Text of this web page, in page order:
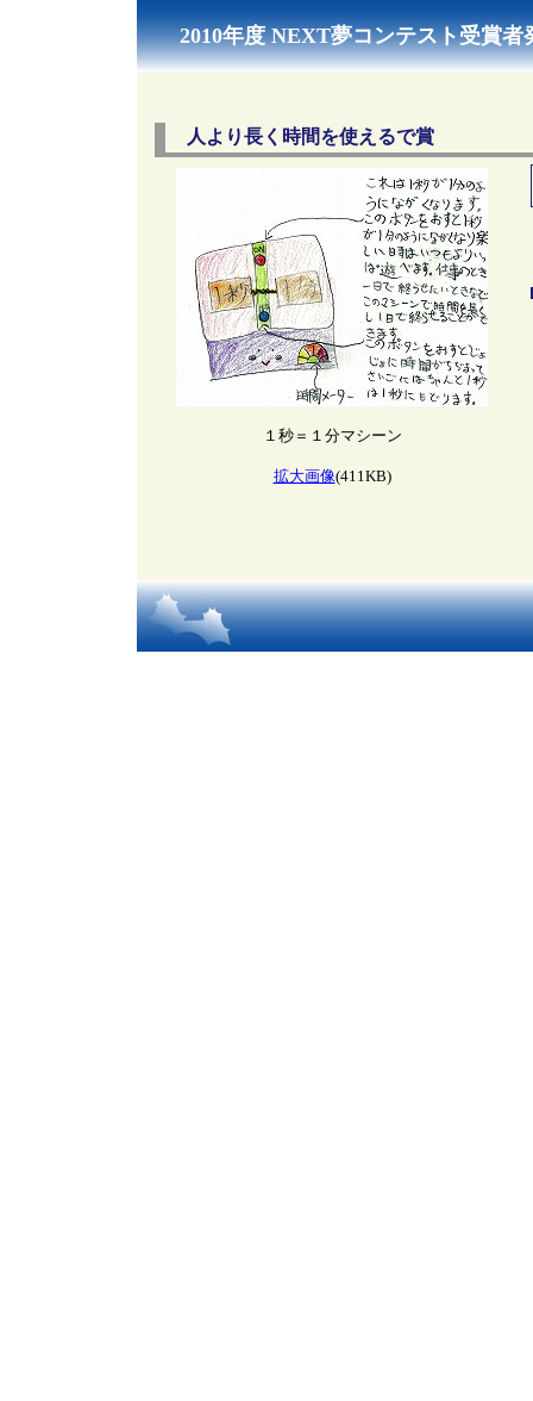
2010年度 NEXT夢コンテスト受賞者
人より長く時間を使えるで賞
１秒＝１分マシーン
拡大画像(411KB)